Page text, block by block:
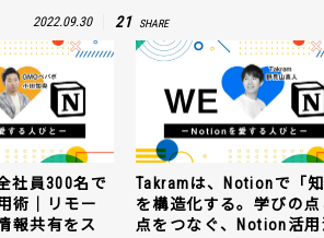
2022.09.30 21 SHARE
社員300名で
術｜リモー
報共有をス
Takramは、Notionで「知
を構造化する。学びの点
点をつなぐ、Notion活用